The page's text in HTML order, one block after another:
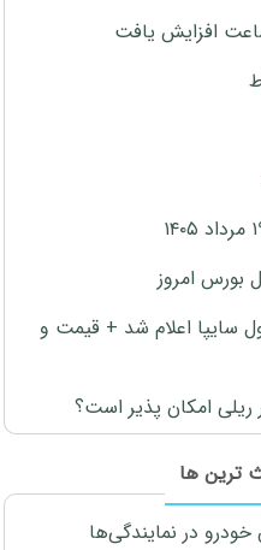
افزایش یافت
فوق‌العاده 3 محصول سایپا اعلام شد + قیمت و
ریلی امکان پذیر است؟
ترین ها